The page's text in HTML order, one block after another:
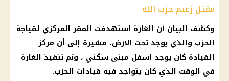
مقتل زعيم حزب الله
وكشف البيان أن الغارة استهدفت المقر المركزي لقياجة
الحزب والذي يوجد تحت الارض، مشيرة إلى أن مركز
القيادة كان يوجد اسفل مبنى سكني ، وتم تنفيذ الغارة
في الوقت الذي كان يتواجد فيه قيادات الحزب.